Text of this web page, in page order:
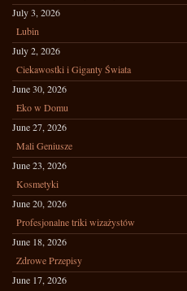
July 3, 2026
Lubin
July 2, 2026
Ciekawostki i Giganty Świata
June 30, 2026
Eko w Domu
June 27, 2026
Mali Geniusze
June 23, 2026
Kosmetyki
June 20, 2026
Profesjonalne triki wizażystów
June 18, 2026
Zdrowe Przepisy
June 17, 2026